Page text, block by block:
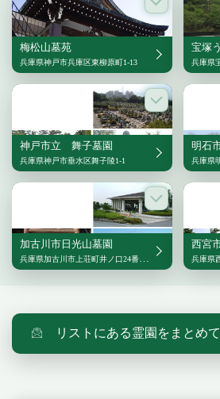
梅松山墓苑
兵庫県神戸市兵庫区東柳原町1-13
宝塚
兵庫県
神戸市立 舞子墓園
兵庫県神戸市垂水区舞子陵1-1
明石
兵庫県
加古川市日光山墓園
兵庫県加古川市上荘町井ノ口24番地の16
西宮
兵庫県
リストにある霊園をまとめ